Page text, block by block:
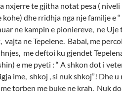
nxjerre te gjitha notat pesa ( niveli
dhe rridhja nga nje familje e
ne kampin e pioniereve, ne
ne Tepelene. Babai, me
me deftoi ku gjendet
e me pyeti : “ A shkon dot i
ime, shkoj , si nuk shkoj”! Dhe u
torben me buke ne krah. Nuk